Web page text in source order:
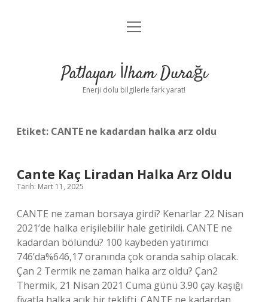
Anasayfa
Yasal Uyarı
menüyü
Patlayan İlham Durağı
Enerji dolu bilgilerle fark yarat!
Etiket: CANTE ne kadardan halka arz oldu
Cante Kaç Liradan Halka Arz Oldu
Tarih: Mart 11, 2025
CANTE ne zaman borsaya girdi? Kenarlar 22 Nisan
2021’de halka erişilebilir hale getirildi. CANTE ne
kadardan bölündü? 100 kaybeden yatırımcı
746’da%646,17 oranında çok oranda sahip olacak.
Çan 2 Termik ne zaman halka arz oldu? Çan2
Thermik, 21 Nisan 2021 Cuma günü 3.90 çay kaşığı